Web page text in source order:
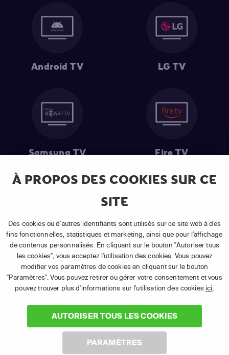
À PROPOS DES COOKIES SUR CE
SITE
Des cookies ou d'autres identifiants sont utilisés sur ce site web à des
fins fonctionnelles, statistiques et marketing, ainsi que pour l'affichage
de contenus personnalisés. En cliquant sur le bouton "Autoriser tous
les cookies", vous acceptez l'utilisation des cookies. Vous pouvez
modifier vos paramètres de cookies en cliquant sur le bouton
"Paramètres". Vous pouvez retirer ou gérer votre consentement et vous
pouvez trouver plus d'informations sur l'utilisation des cookies ici
AUTORISER TOUS LES COOKIES
PARAMÈTRES
Android TV LG TV
Samsung TV Fire TV
souscription à un abonnement APP TV Basic.
(2) Prix de l'abonnement : TVA comprise, hors promotion, hors frais
uniques d'activation, hors frais de matériel et hors frais d'installation.
(3) Restart & Replay:Voir toutes les chaînes disposant de cette
fonctionnalité.
2026 Canal+ Luxembourg S. à r.l. - Tous droits réservés.
TÉLÉSAT® est une marque utilisée sous licence par Canal+